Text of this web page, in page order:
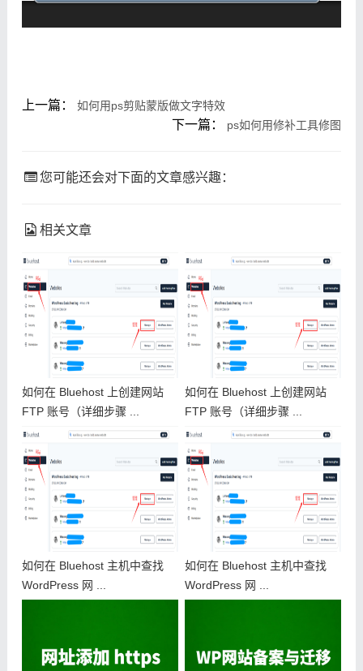
上一篇： 如何用ps剪贴蒙版做文字特效
下一篇： ps如何用修补工具修图
您可能还会对下面的文章感兴趣：
相关文章
如何在 Bluehost 上创建网站
FTP 账号（详细步骤 ...
如何在 Bluehost 上创建网站
FTP 账号（详细步骤 ...
如何在 Bluehost 主机中查找
WordPress 网 ...
如何在 Bluehost 主机中查找
WordPress 网 ...